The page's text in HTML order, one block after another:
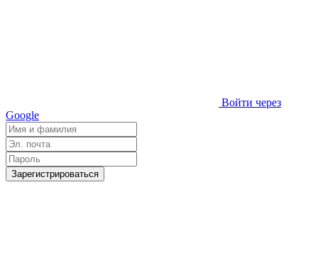
Войти через
Google
Зарегистрироваться